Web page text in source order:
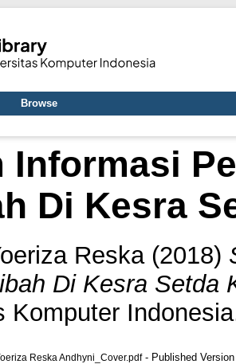
Browse
Informasi
Di Kesra
Reska(2018)
Di Kesra Setda
Komputer
Reska Andhyni_Cover.pdf- Published Version